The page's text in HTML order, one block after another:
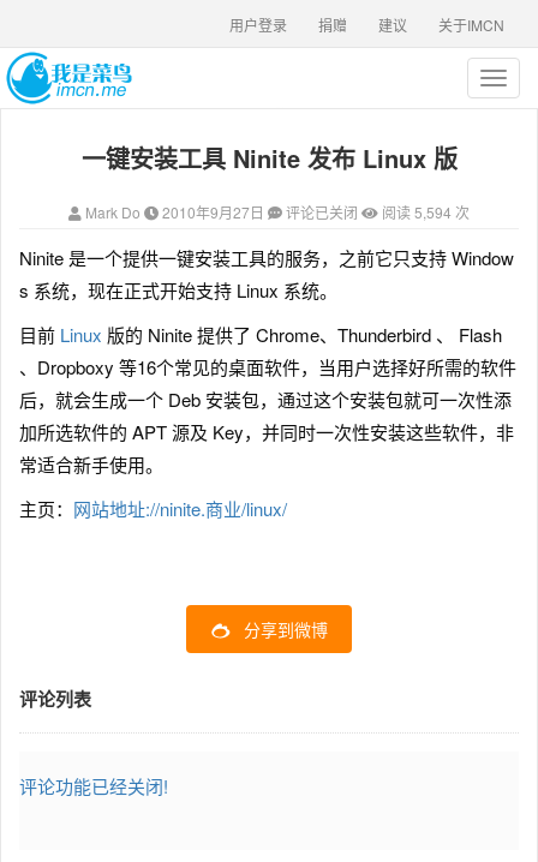
关于IMCN
建议
捐赠
用户登录
T
o
v
a
t
i
o
n
一键安装工具 Ninite 发布 Linux 版
Mark Do 2010年9月27日 评论已关闭 阅读 5,594 次
Ninite 是一个提供一键安装工具的服务，之前它只支持 Window
s 系统，现在正式开始支持 Linux 系统。
目前 Linux 版的 Ninite 提供了 Chrome、Thunderbird 、 Flash
、Dropboxy 等16个常见的桌面软件，当用户选择好所需的软件
后，就会生成一个 Deb 安装包，通过这个安装包就可一次性添
加所选软件的 APT 源及 Key，并同时一次性安装这些软件，非
常适合新手使用。
主页： 网站地址://ninite.商业/linux/
分享到微博
评论列表
评论功能已经关闭!